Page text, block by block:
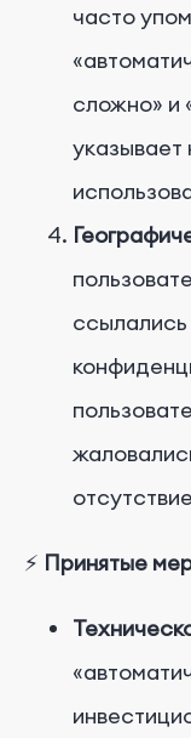
часто
сложно» и
⚡ Принятые